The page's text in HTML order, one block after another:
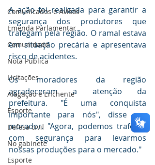
Comunicados e Avisos
Emenda Parlamentar
Comunidade
Nota Pública
Licitações
Alagação e Enchente
Esporte
Defesa civil
No gabinete
Esporte
A ação foi realizada para garantir a
segurança dos produtores que
trafegam pela região. O ramal estava
em situação precária e apresentava
risco de acidentes.
Os moradores da região
agradeceram a atenção da
prefeitura. "É uma conquista
importante para nós", disse um
morador. "Agora, podemos trafegar
com segurança para levarmos
nossas produções para o mercado."